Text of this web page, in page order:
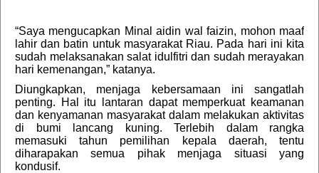
“Saya mengucapkan Minal aidin wal faizin, mohon maaf
lahir dan batin untuk masyarakat Riau. Pada hari ini kita
sudah melaksanakan salat idulfitri dan sudah merayakan
hari kemenangan,” katanya.
Diungkapkan, menjaga kebersamaan ini sangatlah
penting. Hal itu lantaran dapat memperkuat keamanan
dan kenyamanan masyarakat dalam melakukan aktivitas
di bumi lancang kuning. Terlebih dalam rangka
memasuki tahun pemilihan kepala daerah, tentu
diharapakan semua pihak menjaga situasi yang
kondusif.